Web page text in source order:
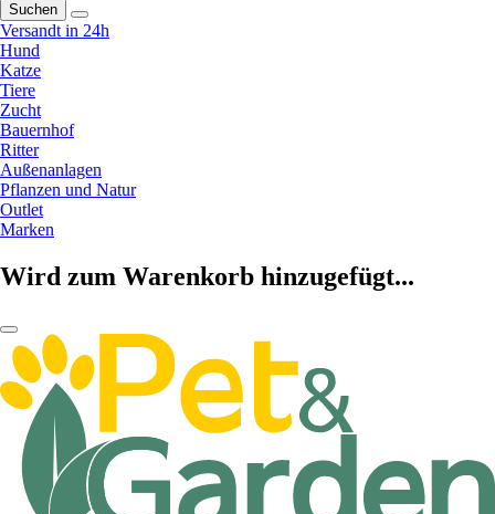
Suchen
Versandt in 24h
Hund
Katze
Tiere
Zucht
Bauernhof
Ritter
Außenanlagen
Pflanzen und Natur
Outlet
Marken
Wird zum Warenkorb hinzugefügt...